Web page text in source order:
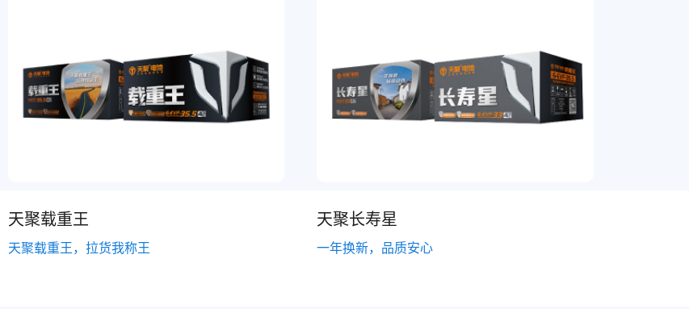
天聚载重王
天聚载重王，拉货我称王
天聚长寿星
一年换新，品质安心